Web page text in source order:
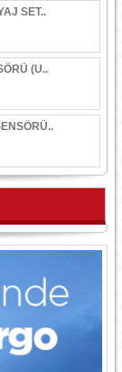
SET..
(U..